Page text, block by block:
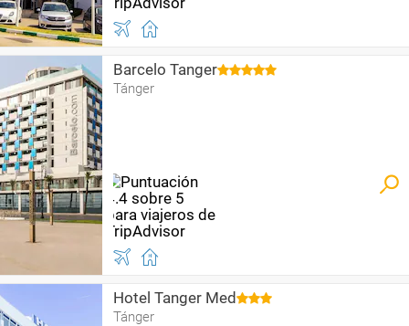
Barcelo Tanger
Tánger
Hotel Tanger Med
Tánger